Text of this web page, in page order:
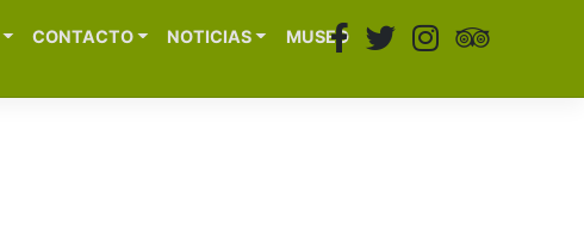
CONTACTO NOTICIAS MUSEO